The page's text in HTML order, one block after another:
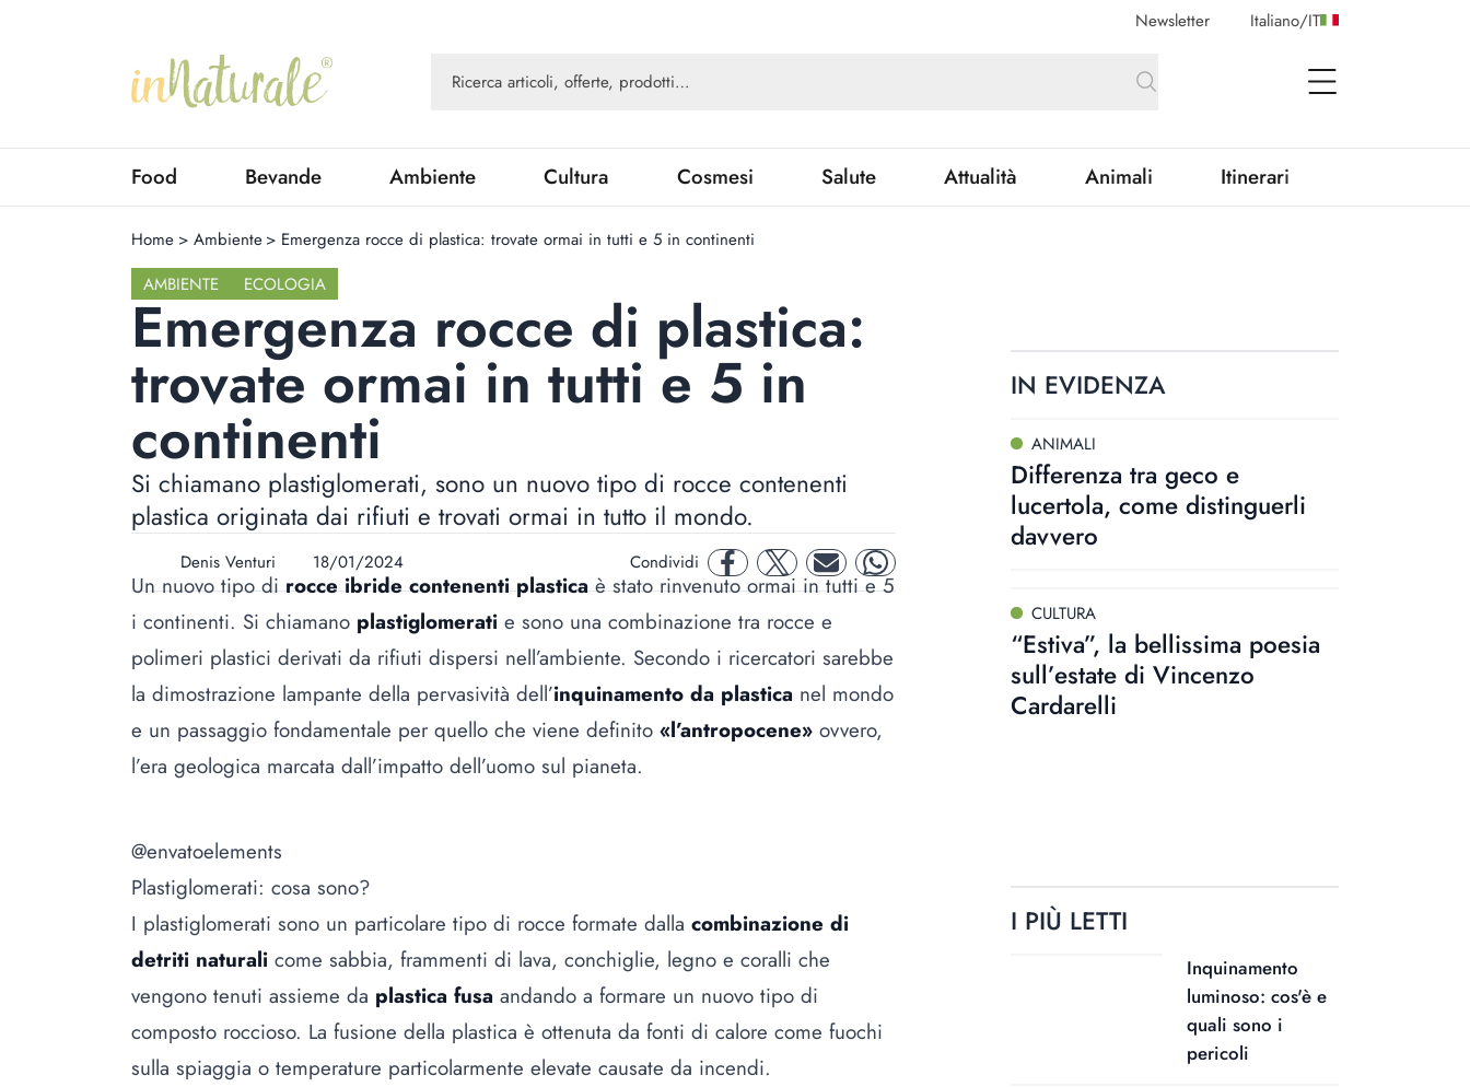
Newsletter Italiano/IT
open Menu
Food Bevande Ambiente Cultura Cosmesi Salute Attualità Animali Itinerari
Home > Ambiente > Emergenza rocce di plastica: trovate ormai in tutti e 5 in continenti
AMBIENTE
ECOLOGIA
Emergenza rocce di plastica:
trovate ormai in tutti e 5 in
continenti
Si chiamano plastiglomerati, sono un nuovo tipo di rocce contenenti
plastica originata dai rifiuti e trovati ormai in tutto il mondo.
Denis Venturi 18/01/2024 Condividi facebooktwitter mail whatsapp
Un nuovo tipo dirocce ibride contenenti plasticaè stato rinvenuto ormai in tutti e 5
i continenti. Si chiamano plastiglomerati e sono una combinazione tra rocce e
polimeri plastici derivati da rifiuti dispersi nell’ambiente. Secondo i ricercatori sarebbe
la dimostrazione lampante della pervasività dell’inquinamento da plastica nel mondo
e un passaggio fondamentale per quello che viene definito «l’antropocene» ovvero,
l’era geologica marcata dall’impatto dell’uomo sul pianeta.
@envatoelements
Plastiglomerati: cosa sono?
I plastiglomerati sono un particolare tipo di rocce formate dalla combinazione di
detriti naturali come sabbia, frammenti di lava, conchiglie, legno e coralli che
vengono tenuti assieme da plastica fusa andando a formare un nuovo tipo di
composto roccioso. La fusione della plastica è ottenuta da fonti di calore come fuochi
sulla spiaggia o temperature particolarmente elevate causate da incendi.
IN EVIDENZA
ANIMALI
Differenza tra geco e
lucertola, come distinguerli
davvero
CULTURA
“Estiva”, la bellissima poesia
sull’estate di Vincenzo
Cardarelli
I PIÙ LETTI
Inquinamento
luminoso: cos'è e
quali sono i
pericoli